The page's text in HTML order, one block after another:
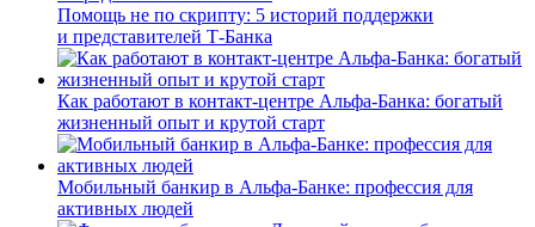
Помощь не по скрипту: 5 историй поддержки
и представителей Т-Банка
Как работают в контакт-центре Альфа-Банка: богатый
жизненный опыт и крутой старт
Мобильный банкир в Альфа-Банке: профессия для
активных людей